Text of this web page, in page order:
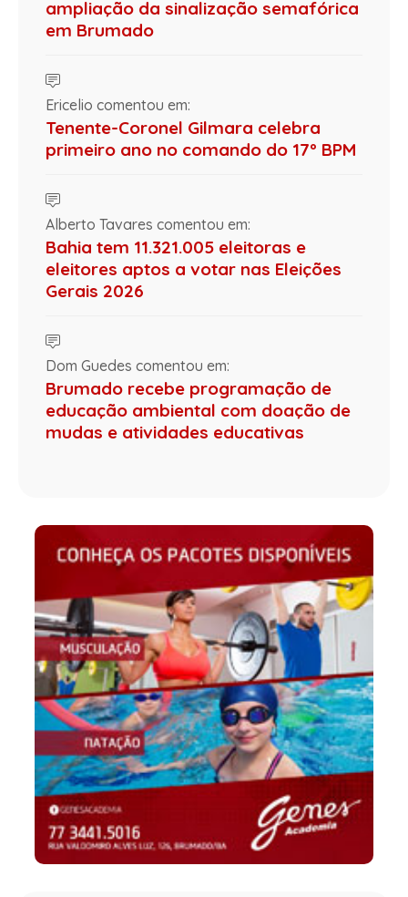
ampliação da sinalização semafórica
em Brumado
Ericelio comentou em:
Tenente-Coronel Gilmara celebra
primeiro ano no comando do 17º BPM
Alberto Tavares comentou em:
Bahia tem 11.321.005 eleitoras e
eleitores aptos a votar nas Eleições
Gerais 2026
Dom Guedes comentou em:
Brumado recebe programação de
educação ambiental com doação de
mudas e atividades educativas